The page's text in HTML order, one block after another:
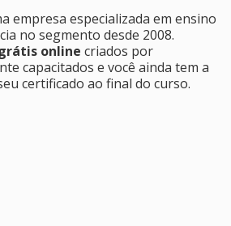
empresa especializada em ensino
no segmento desde 2008.
online criados por
capacitados e você ainda tem a
certificado ao final do curso.